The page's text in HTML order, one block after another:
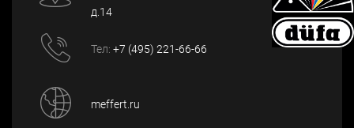
д.14
Тел: +7 (495) 221-66-66
meffert.ru